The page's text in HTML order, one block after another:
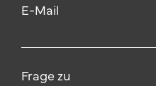
E-Mail
Frage zu